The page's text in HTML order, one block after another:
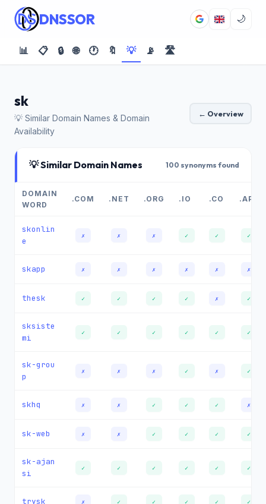
DNSSOR 🌙
📊 📋 🔒 🌐 🕐 🔖 💡 📡 🛣️
sk
💡 Similar Domain Names & Domain
Availability
← Overview
💡 Similar Domain Names 100 synonyms found
DOMAIN
WORD
.COM .NET .ORG .IO .CO .APP
skonlin
e
✗ ✗ ✗ ✓ ✓ ✓
skapp ✗ ✗ ✗ ✗ ✗ ✗
thesk ✓ ✓ ✓ ✓ ✗ ✓
sksiste
mi
✓ ✓ ✓ ✓ ✓ ✓
sk-grou
p
✗ ✗ ✗ ✓ ✗ ✓
skhq ✗ ✗ ✓ ✓ ✓ ✗
sk-web ✗ ✗ ✓ ✓ ✓ ✓
sk-ajan
si
✓ ✓ ✓ ✓ ✓ ✓
trysk ✗ ✓ ✓ ✓ ✓ ✓